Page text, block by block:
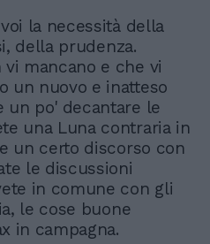
la necessità della
della prudenza.
mancano e che vi
un nuovo e inatteso
un po' decantare le
una Luna contraria in
un certo discorso con
le discussioni
in comune con gli
le cose buone
in campagna.